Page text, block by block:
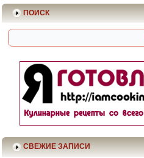
ПОИСК
СВЕЖИЕ ЗАПИСИ